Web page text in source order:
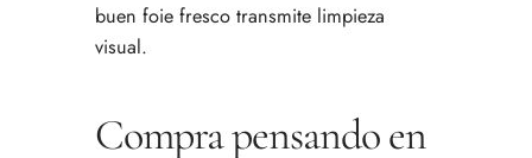
buen foie fresco transmite limpieza
visual.
Compra pensando en